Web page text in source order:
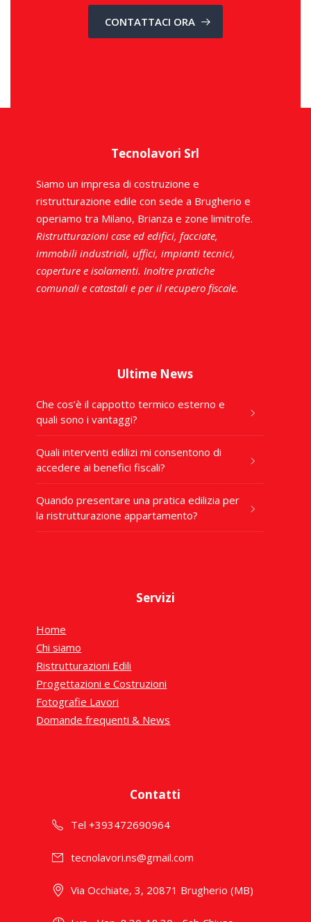
CONTATTACI ORA
Tecnolavori Srl
Siamo un impresa di costruzione e
ristrutturazione edile con sede a Brugherio e
operiamo tra Milano, Brianza e zone limitrofe.
Ristrutturazioni case ed edifici, facciate,
immobili industriali, uffici, impianti tecnici,
coperture e isolamenti. Inoltre pratiche
comunali e catastali e per il recupero fiscale.
Ultime News
Che cos’è il cappotto termico esterno e
quali sono i vantaggi?
Quali interventi edilizi mi consentono di
accedere ai benefici fiscali?
Quando presentare una pratica edilizia per
la ristrutturazione appartamento?
Servizi
Home
Chi siamo
Ristrutturazioni Edili
Progettazioni e Costruzioni
Fotografie Lavori
Domande frequenti & News
Contatti
Tel +393472690964
tecnolavori.ns@gmail.com
Via Occhiate, 3, 20871 Brugherio (MB)